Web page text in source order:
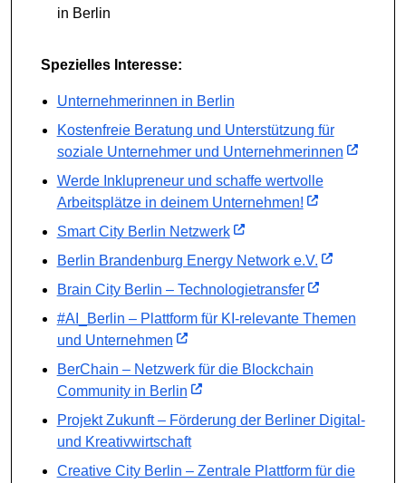
in Berlin
Spezielles Interesse:
Unternehmerinnen in Berlin
Kostenfreie Beratung und Unterstützung für
soziale Unternehmer und Unternehmerinnen
Werde Inklupreneur und schaffe wertvolle
Arbeitsplätze in deinem Unternehmen!
Smart City Berlin Netzwerk
Berlin Brandenburg Energy Network e.V.
Brain City Berlin – Technologietransfer
#AI_Berlin – Plattform für KI-relevante Themen
und Unternehmen
BerChain – Netzwerk für die Blockchain
Community in Berlin
Projekt Zukunft – Förderung der Berliner Digital-
und Kreativwirtschaft
Creative City Berlin – Zentrale Plattform für die